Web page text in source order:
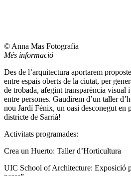
© Anna Mas Fotografia
Més informació
Des de l’arquitectura aportarem
entre espais oberts de la ciutat, per
de trobada, afegint transparència visual
entre persones. Gaudirem d’un taller
nou Jardí Fènix, un oasi desconegut en
districte de Sarrià!
Activitats programades:
Crea un Huerto: Taller d’Horticultura
UIC School of Architecture: Exposició